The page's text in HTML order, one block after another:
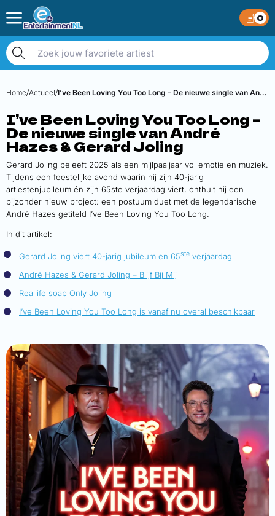
0
Home Actueel I’ve Been Loving You Too Long – De nieuwe single van André Hazes & Gerard Joling
I’ve Been Loving You Too Long –
De nieuwe single van André
Hazes & Gerard Joling
Gerard Joling beleeft 2025 als een mijlpaaljaar vol emotie en muziek.
Tijdens een feestelijke avond waarin hij zijn 40-jarig
artiestenjubileum én zijn 65ste verjaardag viert, onthult hij een
bijzonder nieuw project: een postuum duet met de legendarische
André Hazes getiteld I’ve Been Loving You Too Long.
In dit artikel:
Gerard Joling viert 40-jarig jubileum en 65ste verjaardag
André Hazes & Gerard Joling – Blijf Bij Mij
Reallife soap Only Joling
I’ve Been Loving You Too Long is vanaf nu overal beschikbaar